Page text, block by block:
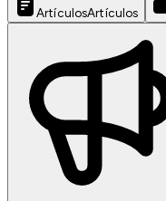
ArtículosArtículos